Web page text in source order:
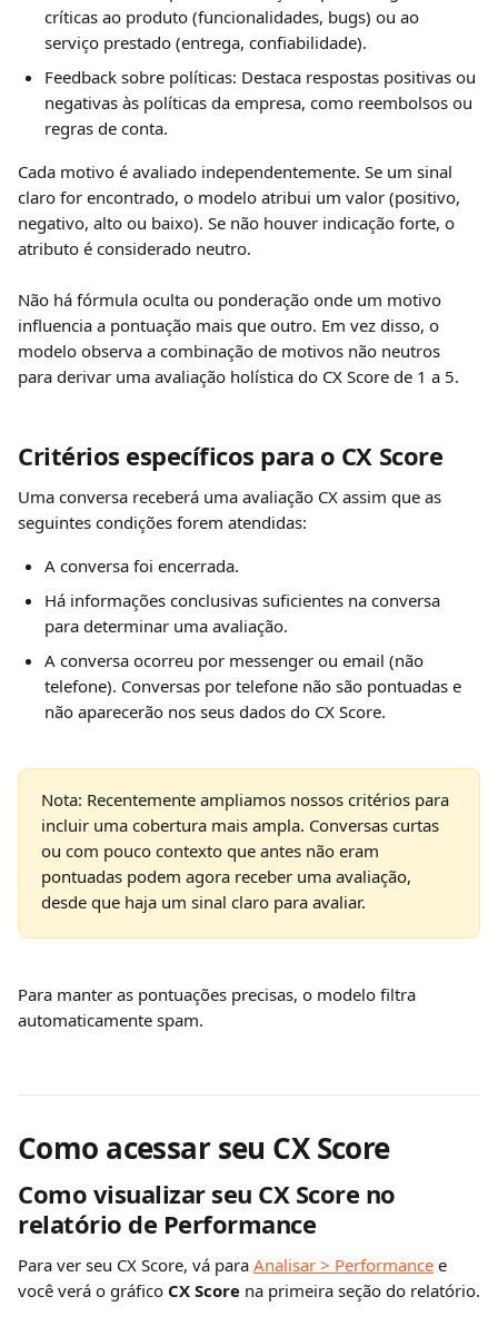
críticas ao produto (funcionalidades, bugs) ou ao
serviço prestado (entrega, confiabilidade).
Feedback sobre políticas: Destaca respostas positivas ou
negativas às políticas da empresa, como reembolsos ou
regras de conta.
Cada motivo é avaliado independentemente. Se um sinal
claro for encontrado, o modelo atribui um valor (positivo,
negativo, alto ou baixo). Se não houver indicação forte, o
atributo é considerado neutro.
Não há fórmula oculta ou ponderação onde um motivo
influencia a pontuação mais que outro. Em vez disso, o
modelo observa a combinação de motivos não neutros
para derivar uma avaliação holística do CX Score de 1 a 5.
Critérios específicos para o CX Score
Uma conversa receberá uma avaliação CX assim que as
seguintes condições forem atendidas:
A conversa foi encerrada.
Há informações conclusivas suficientes na conversa
para determinar uma avaliação.
A conversa ocorreu por messenger ou email (não
telefone). Conversas por telefone não são pontuadas e
não aparecerão nos seus dados do CX Score.
Nota: Recentemente ampliamos nossos critérios para
incluir uma cobertura mais ampla. Conversas curtas
ou com pouco contexto que antes não eram
pontuadas podem agora receber uma avaliação,
desde que haja um sinal claro para avaliar.
Para manter as pontuações precisas, o modelo filtra
automaticamente spam.
Como acessar seu CX Score
Como visualizar seu CX Score no
relatório de Performance
Para ver seu CX Score, vá para Analisar > Performance e
você verá o gráfico CX Score na primeira seção do relatório.